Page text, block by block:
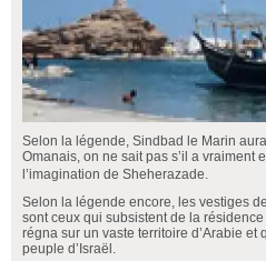
Selon la légende, Sindbad le Marin
Omanais, on ne sait pas s’il a vraiment
l’imagination de Sheherazade.
Selon la légende encore, les vestiges
sont ceux qui subsistent de la
régna sur un vaste territoire d’Arabie
peuple d’Israël.